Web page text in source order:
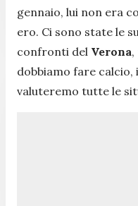
gennaio, lui non era
ero. Ci sono state le
confronti del Verona
dobbiamo fare calcio,
valuteremo tutte le